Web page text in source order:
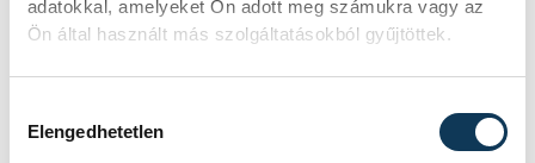
adatokkal, amelyeket Ön adott meg számukra vagy az
Ön által használt más szolgáltatásokból gyűjtöttek.
Elengedhetetlen
SZERZŐ